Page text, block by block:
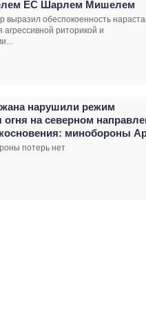
ЕС Шарлем Мишелем
выразил обеспокоенность
риторикой и
нарушили режим
огня на северном
минобороны
потерь нет